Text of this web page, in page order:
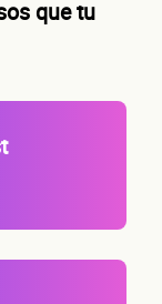
que tu